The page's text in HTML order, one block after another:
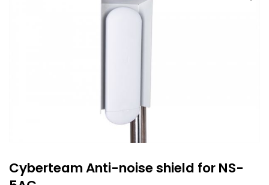
Cyberteam Anti-noise shield for NS-